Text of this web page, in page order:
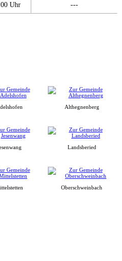
Uhr ---
Althegnenberg
Landsberied
Oberschweinbach